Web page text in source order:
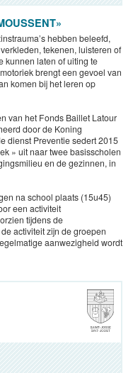
hebben beleefd,
tekenen, luisteren of
kunnen laten of uiting te
brengt een gevoel van
komen bij het leren op
van het Fonds Baillet Latour
door de Koning
dienst Preventie sedert 2015
» uit naar twee basisscholen
en de gezinnen, in
na school plaats (15u45)
een activiteit
tijdens de
activiteit zijn de groepen
aanwezigheid wordt